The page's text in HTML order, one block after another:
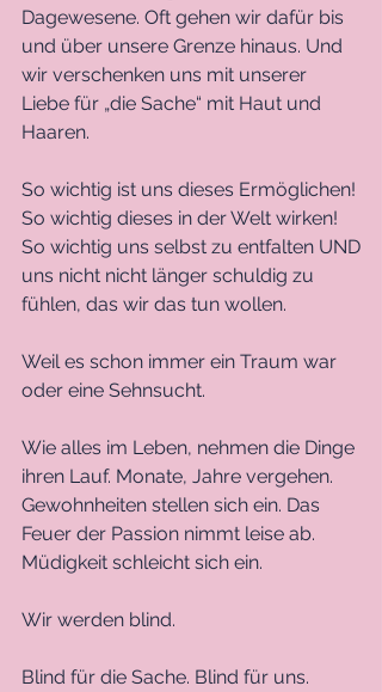
Dagewesene. Oft gehen wir dafür bis
und über unsere Grenze hinaus. Und
wir verschenken uns mit unserer
Liebe für „die Sache“ mit Haut und
Haaren.
So wichtig ist uns dieses Ermöglichen!
So wichtig dieses in der Welt wirken!
So wichtig uns selbst zu entfalten UND
uns nicht nicht länger schuldig zu
fühlen, das wir das tun wollen.
Weil es schon immer ein Traum war
oder eine Sehnsucht.
Wie alles im Leben, nehmen die Dinge
ihren Lauf. Monate, Jahre vergehen.
Gewohnheiten stellen sich ein. Das
Feuer der Passion nimmt leise ab.
Müdigkeit schleicht sich ein.
Wir werden blind.
Blind für die Sache. Blind für uns.